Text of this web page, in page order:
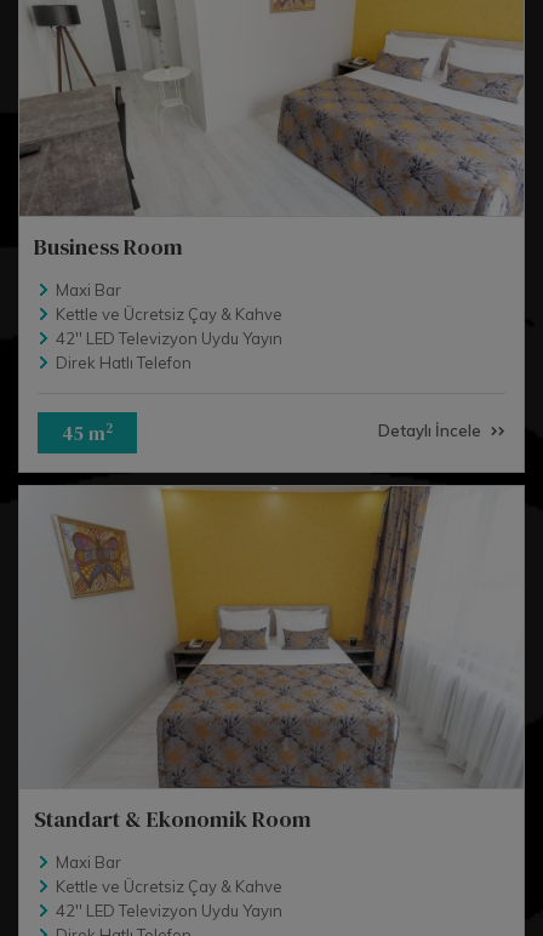
Business Room
Maxi Bar
Kettle ve Ücretsiz Çay & Kahve
42'' LED Televizyon Uydu Yayın
Direk Hatlı Telefon
45 m2 Detaylı İncele
Standart & Ekonomik Room
Maxi Bar
Kettle ve Ücretsiz Çay & Kahve
42'' LED Televizyon Uydu Yayın